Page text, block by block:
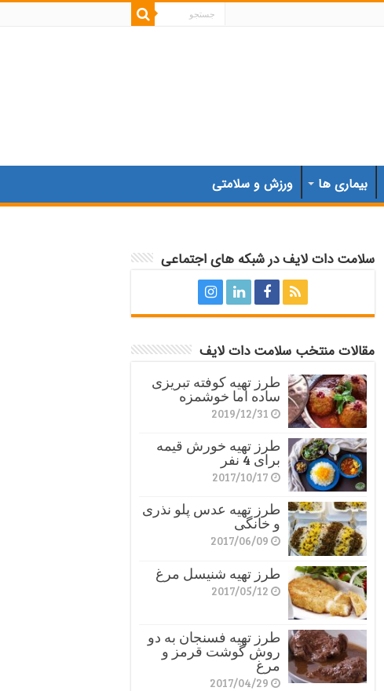
بیماری ها ورزش و سلامتی
سلامت دات لایف در شبکه های اجتماعی
مقالات منتخب سلامت دات لایف
طرز تهیه کوفته تبریزی
ساده اما خوشمزه
2019/12/31
طرز تهیه خورش قیمه
برای 4 نفر
2017/10/17
طرز تهیه عدس پلو نذری
و خانگی
2017/06/09
طرز تهیه شنیسل مرغ
2017/05/12
طرز تهیه فسنجان به دو
روش گوشت قرمز و
مرغ
2017/04/29